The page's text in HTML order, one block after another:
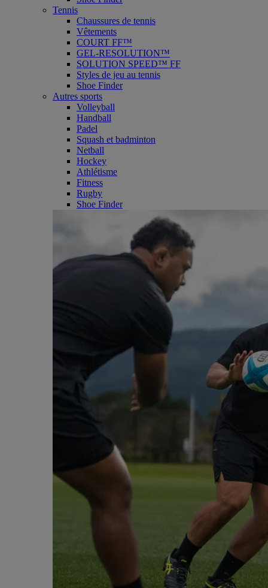
Tennis
Chaussures de tennis
Vêtements
COURT FF™
GEL-RESOLUTION™
SOLUTION SPEED™ FF
Styles de jeu au tennis
Shoe Finder
Autres sports
Volleyball
Handball
Padel
Squash et badminton
Netball
Hockey
Athlétisme
Fitness
Rugby
Shoe Finder